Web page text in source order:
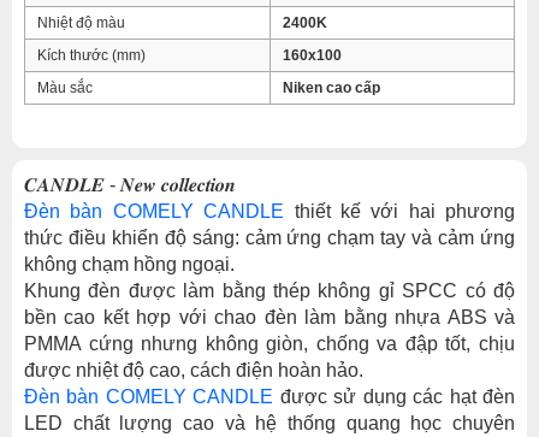
Nhiệt độ màu
2400K
Kích thước (mm)
160x100
Màu sắc
Niken cao cấp
𝑪𝑨𝑵𝑫𝑳𝑬 - 𝑵𝒆𝒘 𝒄𝒐𝒍𝒍𝒆𝒄𝒕𝒊𝒐𝒏
Đèn bàn COMELY CANDLE thiết kế với hai phương
thức điều khiển độ sáng: cảm ứng chạm tay và cảm ứng
không chạm hồng ngoại.
Khung đèn được làm bằng thép không gỉ SPCC có độ
bền cao kết hợp với chao đèn làm bằng nhựa ABS và
PMMA cứng nhưng không giòn, chống va đập tốt, chịu
được nhiệt độ cao, cách điện hoàn hảo.
Đèn bàn COMELY CANDLE được sử dụng các hạt đèn
LED chất lượng cao và hệ thống quang học chuyên